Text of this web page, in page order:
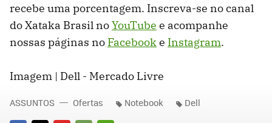
recebe uma porcentagem. Inscreva-se no canal
do Xataka Brasil noYouTube e acompanhe
nossas páginas no Facebooke Instagram.
Imagem | Dell - Mercado Livre
ASSUNTOS Ofertas Notebook Dell